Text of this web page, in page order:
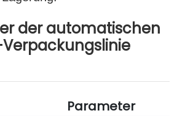
der automatischen
Verpackungslinie
Parameter